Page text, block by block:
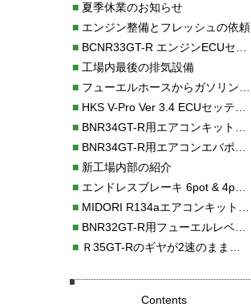
■夏季休業のお知らせ
■エンジン整備とフレッシュの依頼
■BCNR33GT-R エンジンECUセッティング調整
■工場内最後の排気設備
■フューエルホースからガソリン漏れ
■HKS V-Pro Ver 3.4 ECUセッティング
■BNR34GT-R用エアコンキット新発売！！
■BNR34GT-R用エアコンエバポレーターを新発売！！
■新工場内部の紹介
■エンドレスブレーキ 6pot & 4potオーバーホール
■MIDORI R134aエアコンキットタイプⅡ取り付け
■BNR32GT-R用フューエルレベルセンサー新発売！！
■Ｒ35GT-Rのギヤが2速のまま変速しない！！
Contents